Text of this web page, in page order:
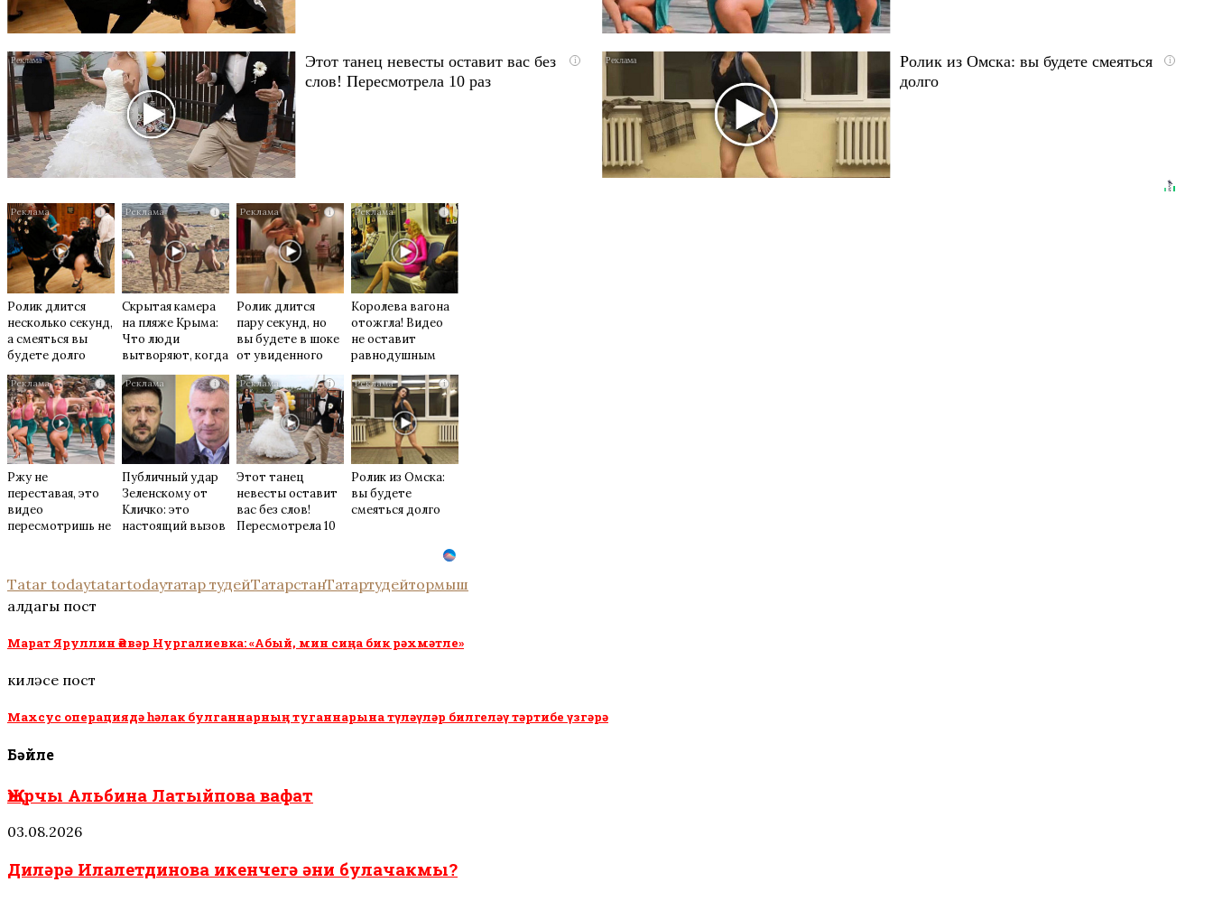
i
Этот танец невесты оставит вас без
слов! Пересмотрела 10 раз
i
Ролик из Омска: вы будете смеяться
долго
i
Ролик длится
несколько секунд,
а смеяться вы
будете долго
i
Скрытая камера
на пляже Крыма:
Что люди
вытворяют, когда
их не видят...
i
Ролик длится
пару секунд, но
вы будете в шоке
от увиденного
i
Королева вагона
отожгла! Видео
не оставит
равнодушным
i
Ржу не
переставая, это
видео
пересмотришь не
i
Публичный удар
Зеленскому от
Кличко: это
настоящий вызов
i
Этот танец
невесты оставит
вас без слов!
Пересмотрела 10
i
Ролик из Омска:
вы будете
смеяться долго
Tatar todaytatartodayтатар тудейТатарстанТатартудейтормыш
алдагы пост
Марат Яруллин Әнвәр Нургалиевка: «Абый, мин сиңа бик рәхмәтле»
киләсе пост
Махсус операциядә һәлак булганнарның туганнарына түләүләр билгеләү тәртибе үзгәрә
Бәйле
Җырчы Альбина Латыйпова вафат
03.08.2026
Диләрә Илалетдинова икенчегә әни булачакмы?